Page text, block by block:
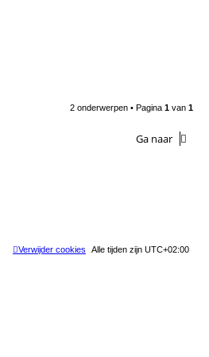
2 onderwerpen • Pagina 1 van 1
Ga naar
Alle tijden zijn UTC+02:00
Verwijder cookies